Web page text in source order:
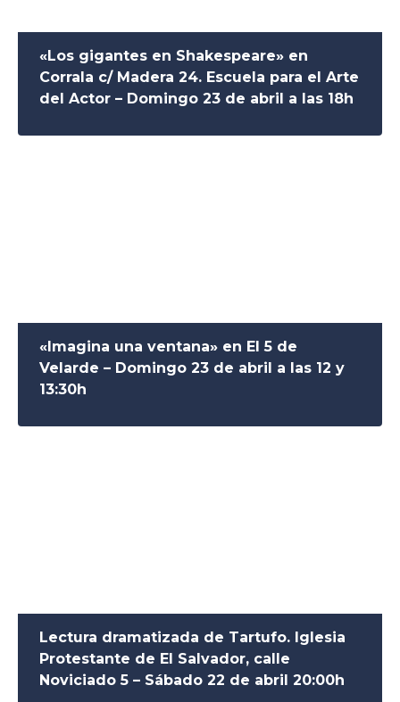
«Los gigantes en Shakespeare» en
Corrala c/ Madera 24. Escuela para el Arte
del Actor – Domingo 23 de abril a las 18h
«Imagina una ventana» en El 5 de
Velarde – Domingo 23 de abril a las 12 y
13:30h
Lectura dramatizada de Tartufo. Iglesia
Protestante de El Salvador, calle
Noviciado 5 – Sábado 22 de abril 20:00h